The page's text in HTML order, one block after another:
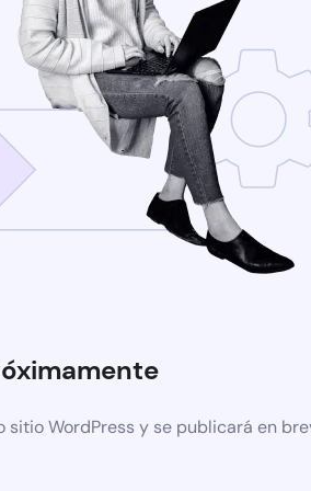
sitio WordPress y se publicará en